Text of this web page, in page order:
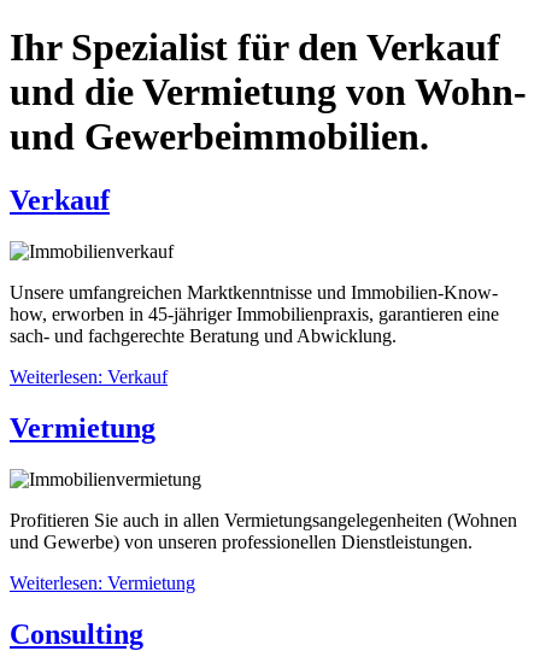
Ihr Spezialist für den Verkauf
und die Vermietung von Wohn-
und Gewerbeimmobilien.
Verkauf
Unsere umfangreichen Marktkenntnisse und Immobilien-Know-
how, erworben in 45-jähriger Immobilienpraxis, garantieren eine
sach- und fachgerechte Beratung und Abwicklung.
Weiterlesen: Verkauf
Vermietung
Profitieren Sie auch in allen Vermietungsangelegenheiten (Wohnen
und Gewerbe) von unseren professionellen Dienstleistungen.
Weiterlesen: Vermietung
Consulting